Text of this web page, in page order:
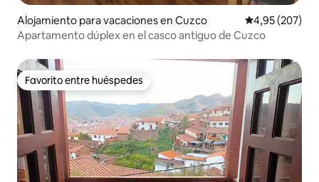
Alojamiento para vacaciones en Cuzco Calificación
4,95 (207)
Apartamento dúplex en el casco antiguo de Cuzco
Favorito entre huéspedes
Favorito entre huéspedes